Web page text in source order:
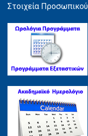
Στοιχεία Προσωπικού